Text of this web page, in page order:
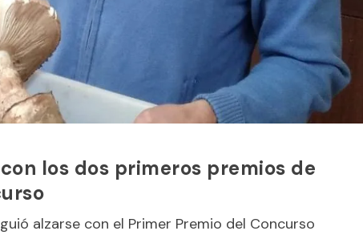
los dos primeros premios de
alzarse con el Primer Premio del Concurso